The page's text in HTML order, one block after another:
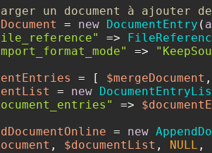
un document à ajouter
= new DocumentEntry (
=>
=>
= [ $mergeDocument
= new
=>
= new
, $documentList , NULL ,